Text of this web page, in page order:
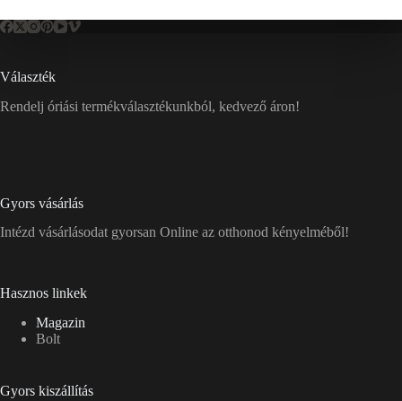
Választék
Rendelj óriási termékválasztékunkból, kedvező áron!
Gyors vásárlás
Intézd vásárlásodat gyorsan Online az otthonod kényelméből!
Hasznos linkek
Magazin
Bolt
Gyors kiszállítás